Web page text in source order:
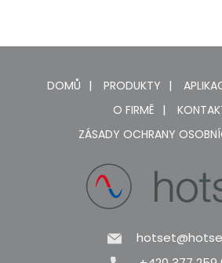
DOMŮ PRODUKTY
O FIRMĚ
ZÁSADY OCHRANY